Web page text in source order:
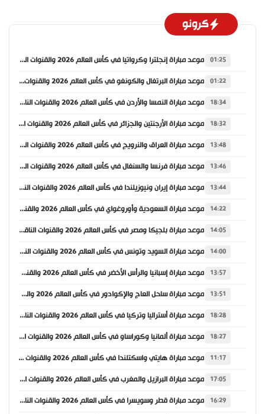
كرونو
01:25 موعد مباراة إنجلترا وكرواتيا في كأس العالم 2026 والقنوات الناقلة
01:22 موعد مباراة البرتغال والكونغو في كأس العالم 2026 والقنوات الناقلة
18:34 موعد مباراة النمسا والأردن في كأس العالم 2026 والقنوات الناقلة
18:32 موعد مباراة الأرجنتين والجزائر في كأس العالم 2026 والقنوات الناقلة
13:48 موعد مباراة العراق والنرويج في كأس العالم 2026 والقنوات الناقلة
13:46 موعد مباراة فرنسا والسنغال في كأس العالم 2026 والقنوات الناقلة
13:44 موعد مباراة إيران ونيوزيلندا في كأس العالم 2026 والقنوات الناقلة
14:22 موعد مباراة السعودية وأوروغواي في كأس العالم 2026 والقنوات الناقلة
14:05 موعد مباراة بلجيكا ومصر في كأس العالم 2026 والقنوات الناقلة
14:00 موعد مباراة السويد وتونس في كأس العالم 2026 والقنوات الناقلة
13:57 موعد مباراة إسبانيا والرأس الأخضر في كأس العالم 2026 والقنوات الناقلة
13:51 موعد مباراة ساحل العاج والإكوادور في كأس العالم 2026 والقنوات الناقلة
18:28 موعد مباراة أستراليا وتركيا في كأس العالم 2026 والقنوات الناقلة
18:27 موعد مباراة ألمانيا وكوراساو في كأس العالم 2026 والقنوات الناقلة
11:17 موعد مباراة هايتي واسكتلندا في كأس العالم 2026 والقنوات الناقلة
17:05 موعد مباراة البرازيل والمغرب في كأس العالم 2026 والقنوات الناقلة
16:29 موعد مباراة قطر وسويسرا في كأس العالم 2026 والقنوات الناقلة